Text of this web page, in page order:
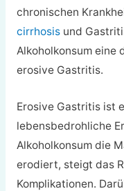
chronischen
cirrhosisund
Alkoholkonsum eine
erosive Gastritis.
Erosive Gastritis ist
lebensbedrohliche
Alkoholkonsum die
erodiert, steigt das
Komplikationen.